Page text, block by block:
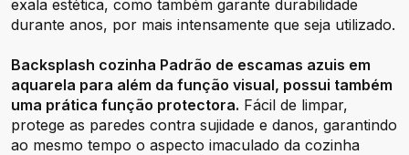
exala estética, como também garante durabilidade
durante anos, por mais intensamente que seja utilizado.
Backsplash cozinha Padrão de escamas azuis em
aquarela para além da função visual, possui também
uma prática função protectora. Fácil de limpar,
protege as paredes contra sujidade e danos, garantindo
ao mesmo tempo o aspecto imaculado da cozinha